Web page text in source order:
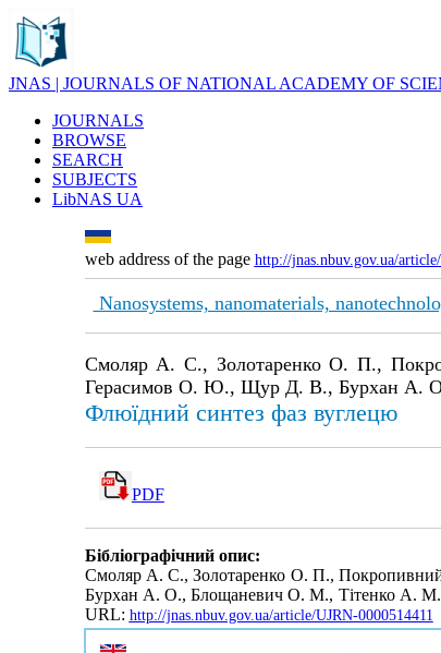
JNAS | JOURNALS OF NATIONAL ACADEMY OF
JOURNALS
BROWSE
SEARCH
SUBJECTS
LibNAS UA
web address of the page http://jnas.nbuv.gov.ua/
Nanosystems, nanomaterials,
Смоляр А. С., Золотаренко О. П.,
Герасимов О. Ю., Щур Д. В., Бурхан А.
Флюїдний синтез фаз вуглецю
PDF
Бібліографічний опис:
Смоляр А. С., Золотаренко О. П.,
Бурхан А. О., Блощаневич О. М., Тітенко А.
URL: http://jnas.nbuv.gov.ua/article/UJRN-0000514411